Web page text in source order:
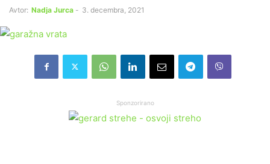
Avtor: Nadja Jurca - 3. decembra, 2021
Sponzorirano